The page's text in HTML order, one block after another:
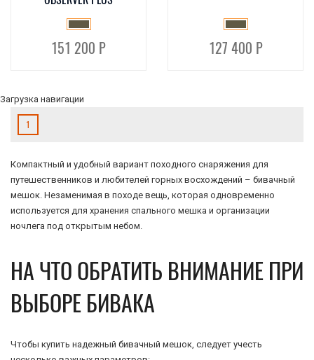
151 200 Р 127 400 Р
Загрузка навигации
1
Компактный и удобный вариант походного снаряжения для
путешественников и любителей горных восхождений – бивачный
мешок. Незаменимая в походе вещь, которая одновременно
используется для хранения спального мешка и организации
ночлега под открытым небом.
НА ЧТО ОБРАТИТЬ ВНИМАНИЕ ПРИ
ВЫБОРЕ БИВАКА
Чтобы купить надежный бивачный мешок, следует учесть